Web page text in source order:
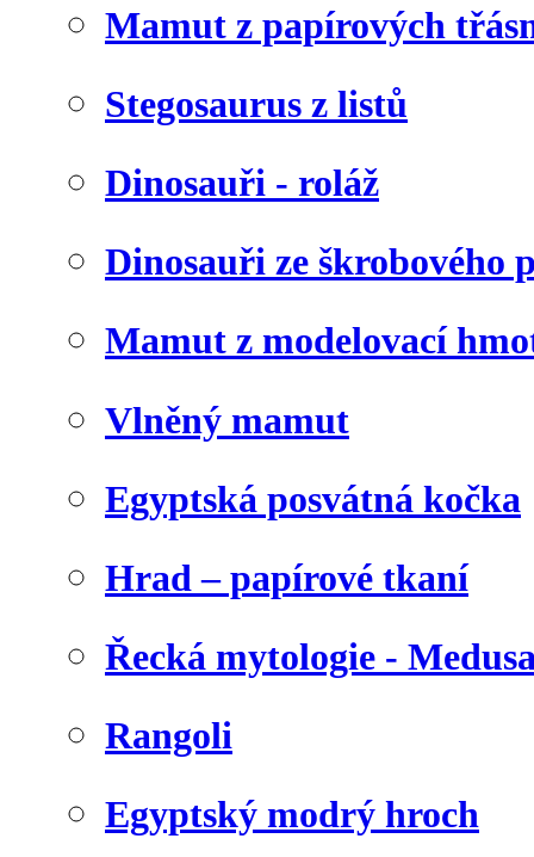
Mamut z papírových
Stegosaurus z listů
Dinosauři - roláž
Dinosauři ze škrobového
Mamut z modelovací
Vlněný mamut
Egyptská posvátná kočka
Hrad – papírové tkaní
Řecká mytologie -
Rangoli
Egyptský modrý hroch